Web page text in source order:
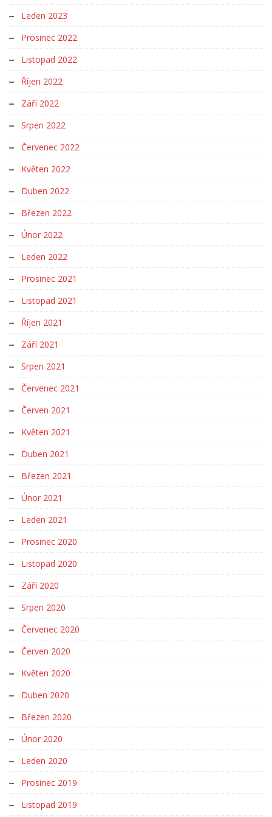
Leden 2023
Prosinec 2022
Listopad 2022
Říjen 2022
Září 2022
Srpen 2022
Červenec 2022
Květen 2022
Duben 2022
Březen 2022
Únor 2022
Leden 2022
Prosinec 2021
Listopad 2021
Říjen 2021
Září 2021
Srpen 2021
Červenec 2021
Červen 2021
Květen 2021
Duben 2021
Březen 2021
Únor 2021
Leden 2021
Prosinec 2020
Listopad 2020
Září 2020
Srpen 2020
Červenec 2020
Červen 2020
Květen 2020
Duben 2020
Březen 2020
Únor 2020
Leden 2020
Prosinec 2019
Listopad 2019